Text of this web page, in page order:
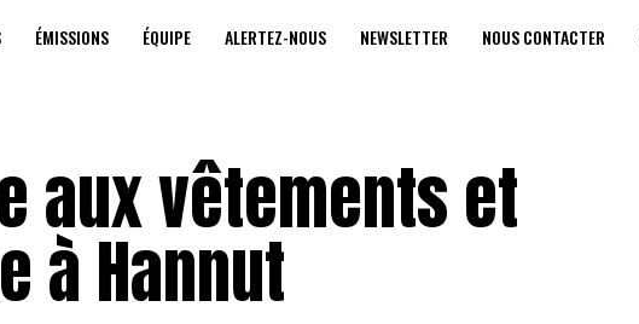
ÉMISSIONS ÉQUIPE ALERTEZ-NOUS NEWSLETTER NOUS CONTACTER
aux vêtements et
à Hannut